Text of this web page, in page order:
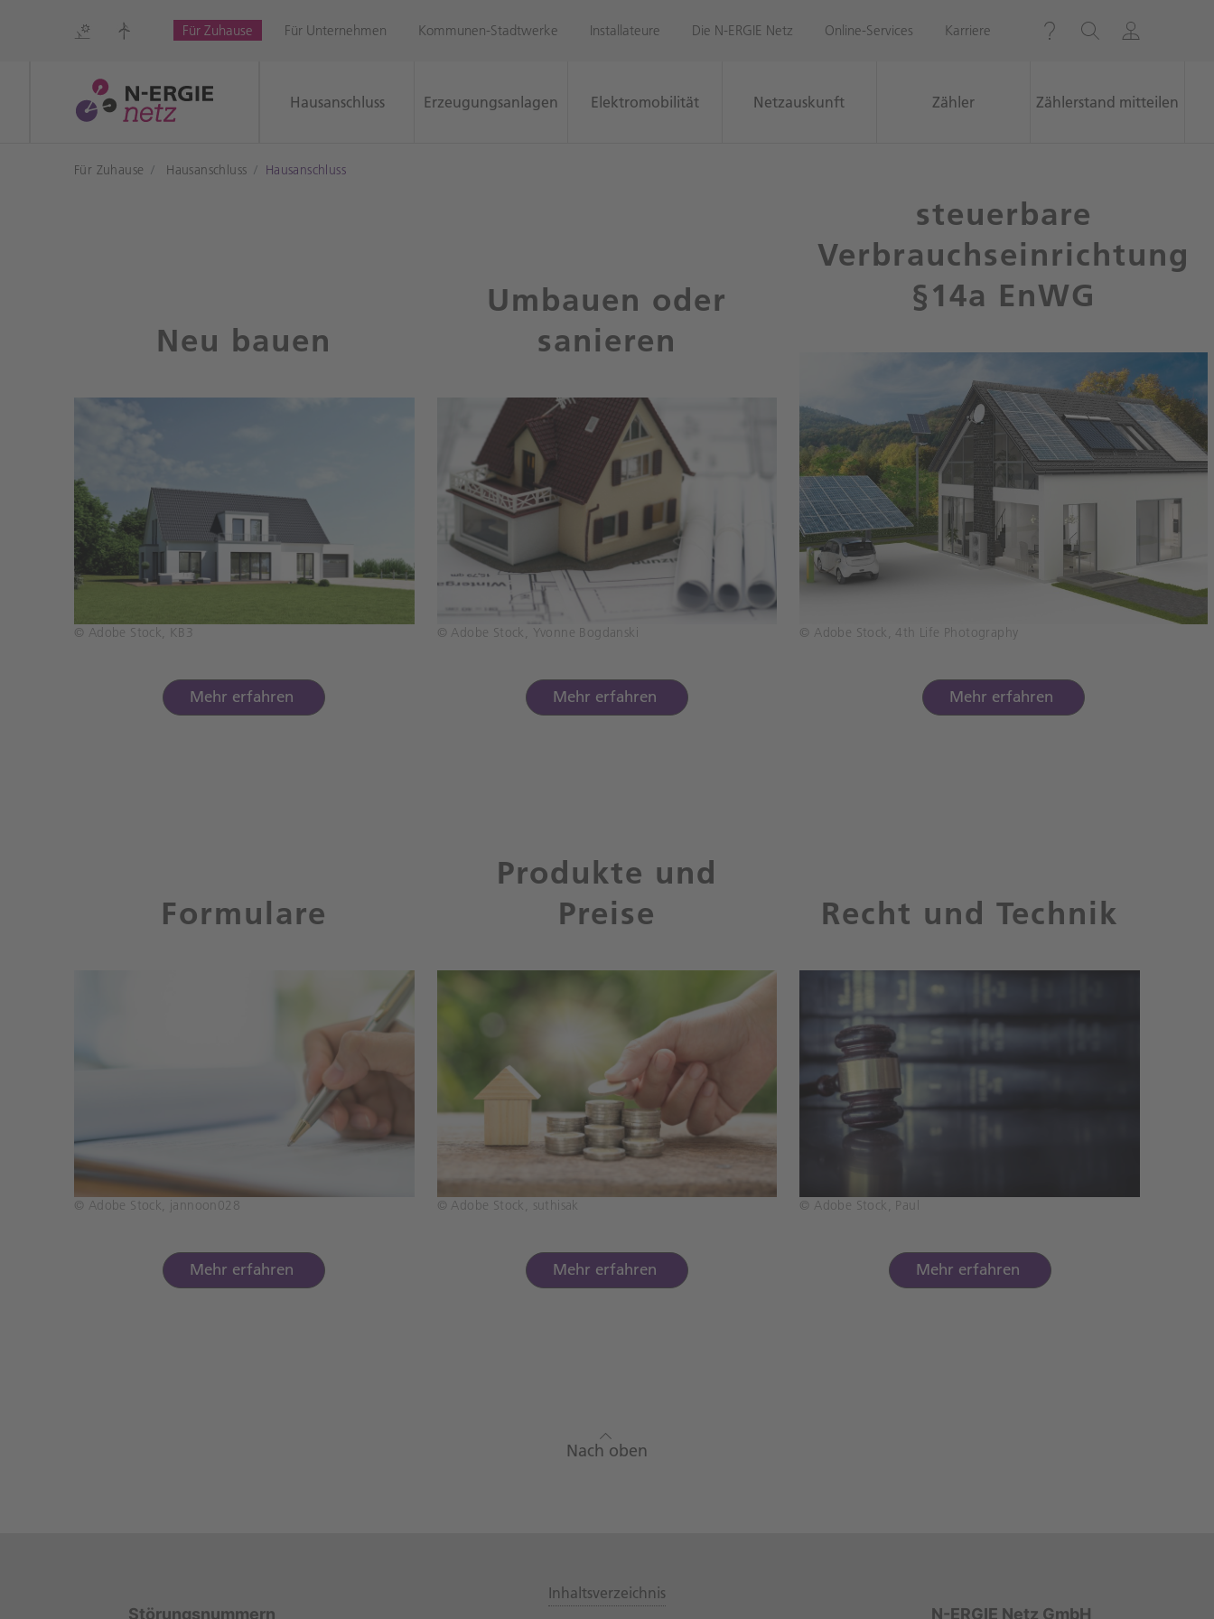
Für Zuhause Für Unternehmen Kommunen-Stadtwerke Installateure Die N-ERGIE Netz Online-Services Karriere
Zur Kontakt-Übersicht
Zum Telefonkontakt Zum Kontaktformular
Mein
und Daten und behalten alle Aufträge
Hausanschluss Erzeugungsanlagen Elektromobilität Netzauskunft Zähler Zählerstand mitteilen
Für Zuhause Hausanschluss Hausanschluss
Neu bauen
© Adobe Stock, KB3
Mehr erfahren
Umbauen oder
sanieren
© Adobe Stock, Yvonne Bogdanski
Mehr erfahren
steuerbare
Verbrauchseinrichtung
§14a EnWG
© Adobe Stock, 4th Life Photography
Mehr erfahren
Formulare
© Adobe Stock, jannoon028
Mehr erfahren
Produkte und
Preise
© Adobe Stock, suthisak
Mehr erfahren
Recht und Technik
© Adobe Stock, Paul
Mehr erfahren
Nach oben
Störungsnummern
Inhaltsverzeichnis
N-ERGIE Netz GmbH